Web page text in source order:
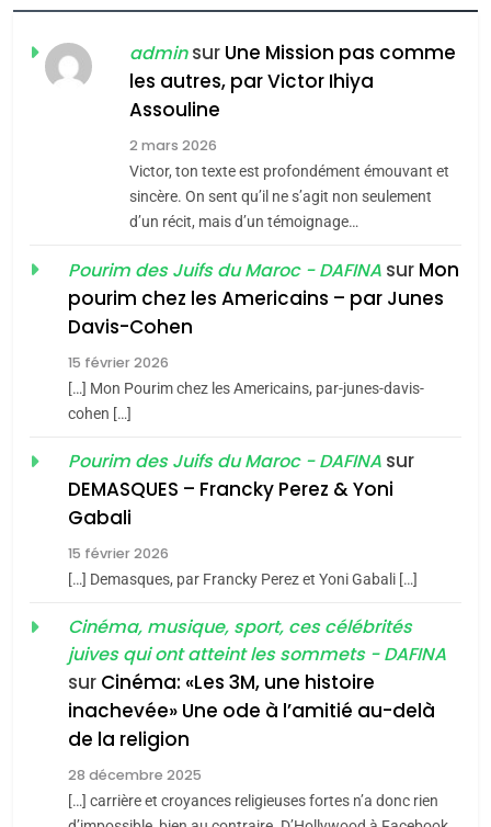
FIÈRE, DIGNE ET RÉSILIENTE :
POURQUOI JE REVENDIQUE
MA JUDAÏTE par Thérèse
Zrihen-Dvir
ISRAÉL JUDAISME
CE QUI NOUS MANQUE –
Jacques Hadida
JUDAISME
Maroc : Les amandes de
Tafraout, le miel de Tadla
du terroir
Oeil ravageur – Vanessa
De Loya Stauber
«Tu dis génocide, je dis
guerre»: La nouvelle
chanson de Boy George
ISRAÉL JUDAISME
adminsur Une Mission pas comme
les autres, par Victor Ihiya
Assouline
2 mars 2026
Victor, ton texte est profondément émouvant et
sincère. On sent qu’il ne s’agit non seulement
d’un récit, mais d’un témoignage…
Pourim des Juifs du Maroc - DAFINA sur Mon
pourim chez les Americains – par Junes
Davis-Cohen
15 février 2026
[…] Mon Pourim chez les Americains, par-junes-davis-
cohen […]
Pourim des Juifs du Maroc - DAFINA sur
DEMASQUES – Francky Perez & Yoni
Gabali
15 février 2026
[…] Demasques, par Francky Perez et Yoni Gabali […]
Cinéma, musique, sport, ces célébrités
juives qui ont atteint les sommets - DAFINA
sur Cinéma: «Les 3M, une histoire
inachevée» Une ode à l’amitié au-delà
de la religion
28 décembre 2025
[…] carrière et croyances religieuses fortes n’a donc rien
meurtrière selon le rapport
l’antisémitisme
FIÈRE, DIGNE ET RÉSILIENTE :
POURQUOI JE REVENDIQUE
MA JUDAÏTE par Thérèse
Zrihen-Dvir
ISRAÉL